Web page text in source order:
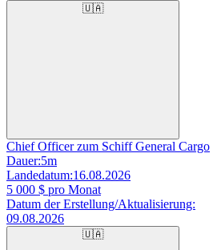
🇺🇦
Chief Officer zum Schiff General Cargo
Dauer:5m
Landedatum:16.08.2026
5 000 $ pro Monat
Datum der Erstellung/Aktualisierung:
09.08.2026
🇺🇦